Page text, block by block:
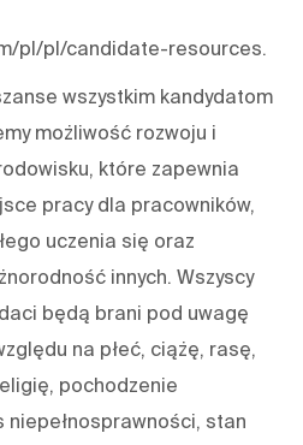
pl/pl/candidate-resources.
wszystkim kandydatom
możliwość rozwoju i
które zapewnia
pracy dla pracowników,
uczenia się oraz
innych. Wszyscy
będą brani pod uwagę
na płeć, ciążę, rasę,
pochodzenie
stan